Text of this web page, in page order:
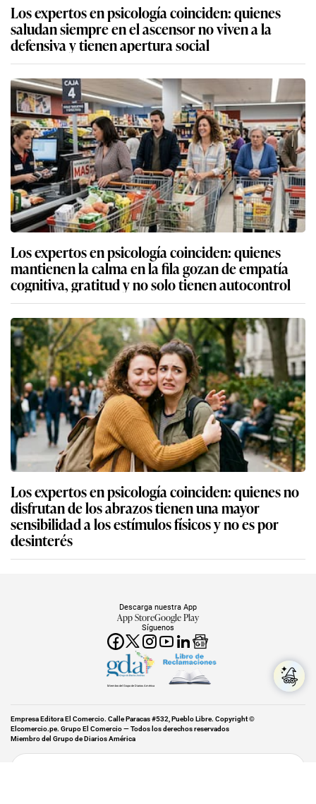
Los expertos en psicología coinciden: quienes
saludan siempre en el ascensor no viven a la
defensiva y tienen apertura social
Los expertos en psicología coinciden: quienes
mantienen la calma en la fila gozan de empatía
cognitiva, gratitud y no solo tienen autocontrol
Los expertos en psicología coinciden: quienes no
disfrutan de los abrazos tienen una mayor
sensibilidad a los estímulos físicos y no es por
desinterés
Síguenos
Descarga nuestra App
App StoreGoogle Play
Miembro del Grupo de Diarios América
Empresa Editora El Comercio. Calle Paracas #532, Pueblo Libre. Copyright ©
Elcomercio.pe. Grupo El Comercio — Todos los derechos reservados
Miembro del Grupo de Diarios América